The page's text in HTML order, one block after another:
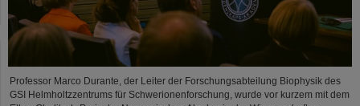
Professor Marco Durante, der Leiter der Forschungsabteilung Biophysik des
GSI Helmholtzzentrums für Schwerionenforschung, wurde vor kurzem mit dem